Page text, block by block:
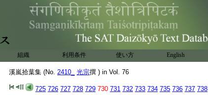
組織 利用条件 使い方 English
溪嵐拾葉集 (No. 2410_ 光宗撰 ) in Vol. 76
725 726 727 728 729 730 731 732 733 734 735 736 737 738
T2410_.76.0729c20:道。中道者無明即明 觀惠也。即是三摩地
T2410_.76.0729c21:
也。無明 愚癡同也。師子 ハ
愚癡果也。即法
T2410_.76.0729c22:性觀惠故。佛眼 ハ 八師子座 ニ坐給也。師子
禽獸王也。言怖畏體 カ故。怖畏體功能 2 在
T2410_.76.0729c25:一。除障在祕教事 可顯密兼學事 3
T2410_.76.0729c26:
有人難云。汝本久學顯教。今何受 答。蘇悉
T2410_.76.0729c27:地疏云。譬如有人手執刀杖。不著甲冑。入
T2410_.76.0729c28: 群賊中。儻勝一人。或爲賊所害。顯教轉報亦